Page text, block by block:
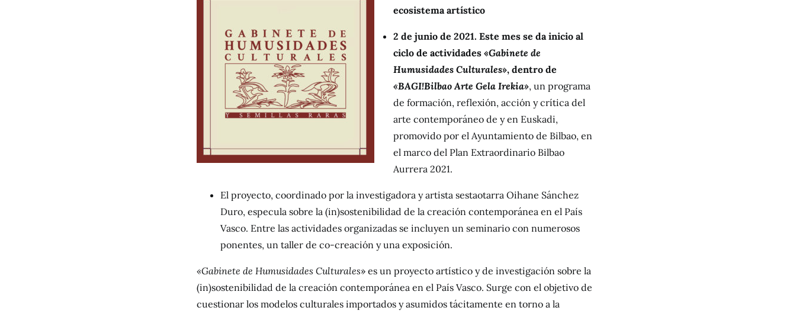
ecosistema artístico
2 de junio de 2021. Este mes se da inicio al
ciclo de actividades «Gabinete de
Humusidades Culturales», dentro de
«BAGI!Bilbao Arte Gela Irekia», un programa
de formación, reflexión, acción y crítica del
arte contemporáneo de y en Euskadi,
promovido por el Ayuntamiento de Bilbao, en
el marco del Plan Extraordinario Bilbao
Aurrera 2021.
El proyecto, coordinado por la investigadora y artista sestaotarra Oihane Sánchez
Duro, especula sobre la (in)sostenibilidad de la creación contemporánea en el País
Vasco. Entre las actividades organizadas se incluyen un seminario con numerosos
ponentes, un taller de co-creación y una exposición.
«Gabinete de Humusidades Culturales» es un proyecto artístico y de investigación sobre la
(in)sostenibilidad de la creación contemporánea en el País Vasco. Surge con el objetivo de
cuestionar los modelos culturales importados y asumidos tácitamente en torno a la